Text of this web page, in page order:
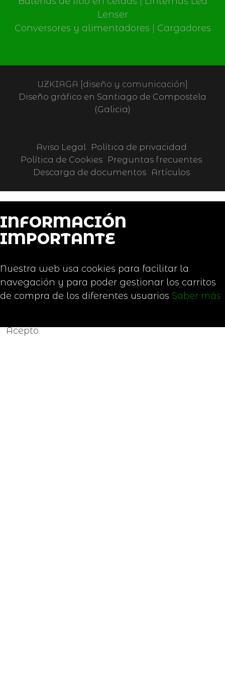
Lenser
Conversores y alimentadores
Cargadores
UZKIAGA [diseño y comunicación]
Diseño gráfico en Santiago de Compostela
(Galicia)
Aviso Legal
Política de privacidad
Política de Cookies Preguntas frecuentes
Descarga de documentos
Artículos
INFORMACIÓN
IMPORTANTE
Nuestra web usa cookies para facilitar la
navegación y para poder gestionar los carritos
de compra de los diferentes usuarios Saber más
Acepto